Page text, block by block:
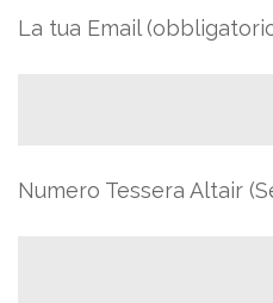
La tua Email
Numero Tessera Altair